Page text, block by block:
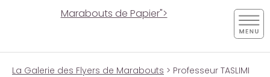
Marabouts de Papier">
La Galerie des Flyers de Marabouts > Professeur TASLIMI